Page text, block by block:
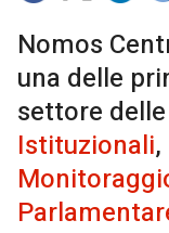
Nomos
una delle
settore delle
Istituzionali,